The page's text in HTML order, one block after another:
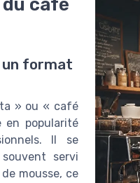
café
un format
» ou « café
popularité
Il se
servi
mousse, ce